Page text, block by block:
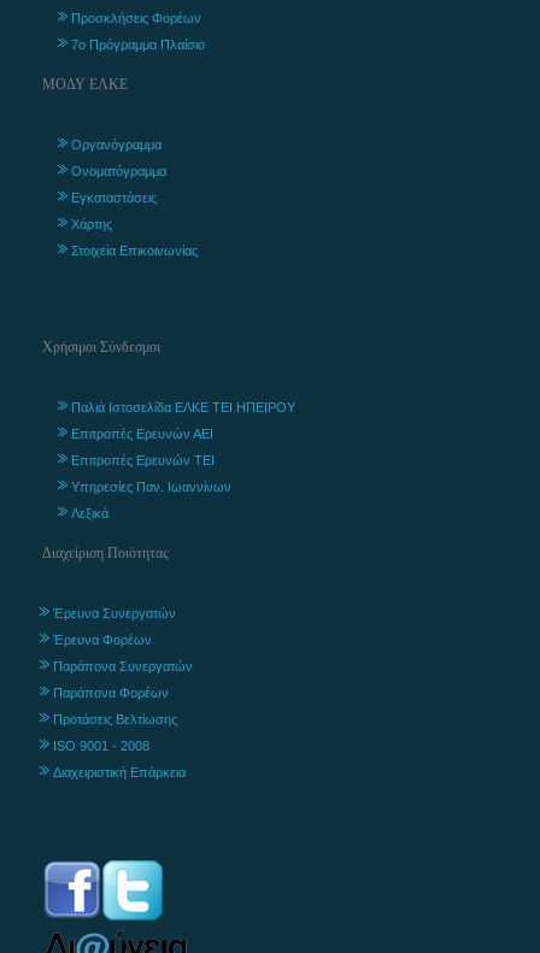
Προσκλήσεις Φορέων
7ο Πρόγραμμα Πλαίσιο
ΜΟΔΥ ΕΛΚΕ
Οργανόγραμμα
Ονοματόγραμμα
Εγκαταστάσεις
Χάρτης
Στοιχεία Επικοινωνίας
Χρήσιμοι Σύνδεσμοι
Παλιά Ιστοσελίδα ΕΛΚΕ ΤΕΙ ΗΠΕΙΡΟΥ
Επιτροπές Ερευνών ΑΕΙ
Επιτροπές Ερευνών ΤΕΙ
Υπηρεσίες Παν. Ιωαννίνων
Λεξικά
Διαχείριση Ποιότητας
Έρευνα Συνεργατών
Έρευνα Φορέων
Παράπονα Συνεργατών
Παράπονα Φορέων
Προτάσεις Βελτίωσης
ISO 9001 - 2008
Διαχειριστική Επάρκεια